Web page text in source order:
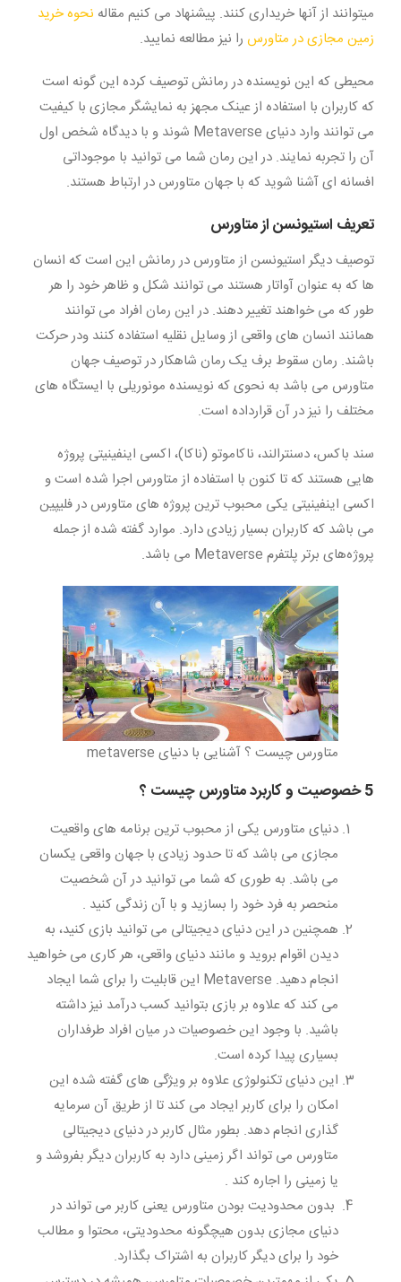
میتوانند از آنها خریداری کنند. پیشنهاد می کنیم مقاله نحوه خرید
زمین مجازی در متاورس را نیز مطالعه نمایید.
محیطی که این نویسنده در رمانش توصیف کرده این گونه است
که کاربران با استفاده از عینک مجهز به نمایشگر مجازی با کیفیت
می توانند وارد دنیای Metaverse شوند و با دیدگاه شخص اول
آن را تجربه نمایند. در این رمان شما می توانید با موجوداتی
افسانه ای آشنا شوید که با جهان متاورس در ارتباط هستند.
تعریف استیونسن از متاورس
توصیف دیگر استیونسن از متاورس در رمانش این است که انسان
ها که به عنوان آواتار هستند می توانند شکل و ظاهر خود را هر
طور که می خواهند تغییر دهند. در این رمان افراد می توانند
همانند انسان های واقعی از وسایل نقلیه استفاده کنند ودر حرکت
باشند. رمان سقوط برف یک رمان شاهکار در توصیف جهان
متاورس می باشد به نحوی که نویسنده مونوریلی با ایستگاه های
مختلف را نیز در آن قرارداده است.
سند باکس، دسنترالند، ناکاموتو (ناکا)، اکسی اینفینیتی پروژه
هایی هستند که تا کنون با استفاده از متاورس اجرا شده است و
اکسی اینفینیتی یکی محبوب ترین پروژه های متاورس در فلیپین
می باشد که کاربران بسیار زیادی دارد. موارد گفته شده از جمله
پروژه‌های برتر پلتفرم Metaverse می باشد.
متاورس چیست ؟ آشنایی با دنیای metaverse
5 خصوصیت و کاربرد متاورس چیست ؟
دنیای متاورس یکی از محبوب ترین برنامه های واقعیت
مجازی می باشد که تا حدود زیادی با جهان واقعی یکسان
می باشد. به طوری که شما می توانید در آن شخصیت
منحصر به فرد خود را بسازید و با آن زندگی کنید .
همچنین در این دنیای دیجیتالی می توانید بازی کنید، به
دیدن اقوام بروید و مانند دنیای واقعی، هر کاری می خواهید
انجام دهید. Metaverse این قابلیت را برای شما ایجاد
می کند که علاوه بر بازی بتوانید کسب درآمد نیز داشته
باشید. با وجود این خصوصیات در میان افراد طرفداران
بسیاری پیدا کرده است.
این دنیای تکنولوژی علاوه بر ویژگی های گفته شده این
امکان را برای کاربر ایجاد می کند تا از طریق آن سرمایه
گذاری انجام دهد. بطور مثال کاربر در دنیای دیجیتالی
متاورس می تواند اگر زمینی دارد به کاربران دیگر بفروشد و
یا زمینی را اجاره کند .
بدون محدودیت بودن متاورس یعنی کاربر می تواند در
دنیای مجازی بدون هیچگونه محدودیتی، محتوا و مطالب
خود را برای دیگر کاربران به اشتراک بگذارد.